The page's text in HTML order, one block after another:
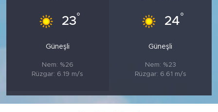
23°
Güneşli
Nem: %26
Rüzgar: 6.19 m/s
24°
Güneşli
Nem: %23
Rüzgar: 6.61 m/s